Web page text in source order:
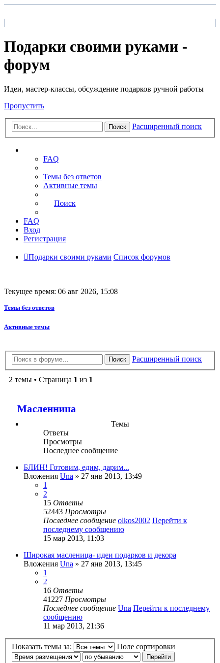
Подарки своими руками -
форум
Идеи, мастер-классы, обсуждение подарков ручной работы
Пропустить
Поиск Расширенный поиск
FAQ
Темы без ответов
Активные темы
Поиск
FAQ
Вход
Регистрация
Подарки своими руками Список форумов
Текущее время: 06 авг 2026, 15:08
Темы без ответов
Активные темы
Поиск Расширенный поиск
2 темы • Страница 1 из 1
Масленница
Темы
Ответы
Просмотры
Последнее сообщение
БЛИН! Готовим, едим, дарим...
Вложения Una » 27 янв 2013, 13:49
1
2
15 Ответы
52443 Просмотры
Последнее сообщение olkos2002 Перейти к
последнему сообщению
15 мар 2013, 11:03
Широкая масленица- идеи подарков и декора
Вложения Una » 27 янв 2013, 13:45
1
2
16 Ответы
41227 Просмотры
Последнее сообщение Una Перейти к последнему
сообщению
11 мар 2013, 21:36
Показать темы за: Поле сортировки